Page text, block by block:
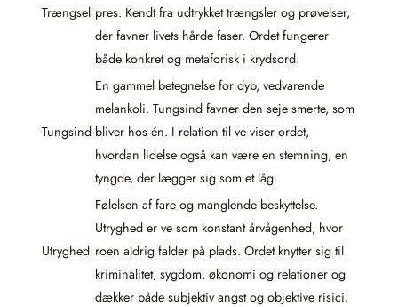
Trængsel pres. Kendt fra udtrykket trængsler og prøvelser,
der favner livets hårde faser. Ordet fungerer
både konkret og metaforisk i krydsord.
Tungsind
En gammel betegnelse for dyb, vedvarende
melankoli. Tungsind favner den seje smerte, som
bliver hos én. I relation til ve viser ordet,
hvordan lidelse også kan være en stemning, en
tyngde, der lægger sig som et låg.
Utryghed
Følelsen af fare og manglende beskyttelse.
Utryghed er ve som konstant årvågenhed, hvor
roen aldrig falder på plads. Ordet knytter sig til
kriminalitet, sygdom, økonomi og relationer og
dækker både subjektiv angst og objektive risici.